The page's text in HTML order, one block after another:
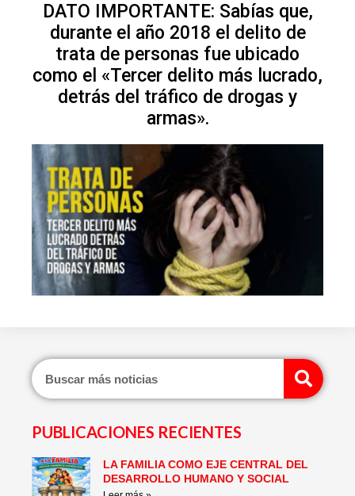
DATO IMPORTANTE: Sabías que,
durante el año 2018 el delito de
trata de personas fue ubicado
como el «Tercer delito más lucrado,
detrás del tráfico de drogas y
armas».
PUBLICACIONES RECIENTES
LA FAMILIA COMO EJE CENTRAL DEL
DESARROLLO HUMANO Y SOCIAL
PagePagePagePagePagePage